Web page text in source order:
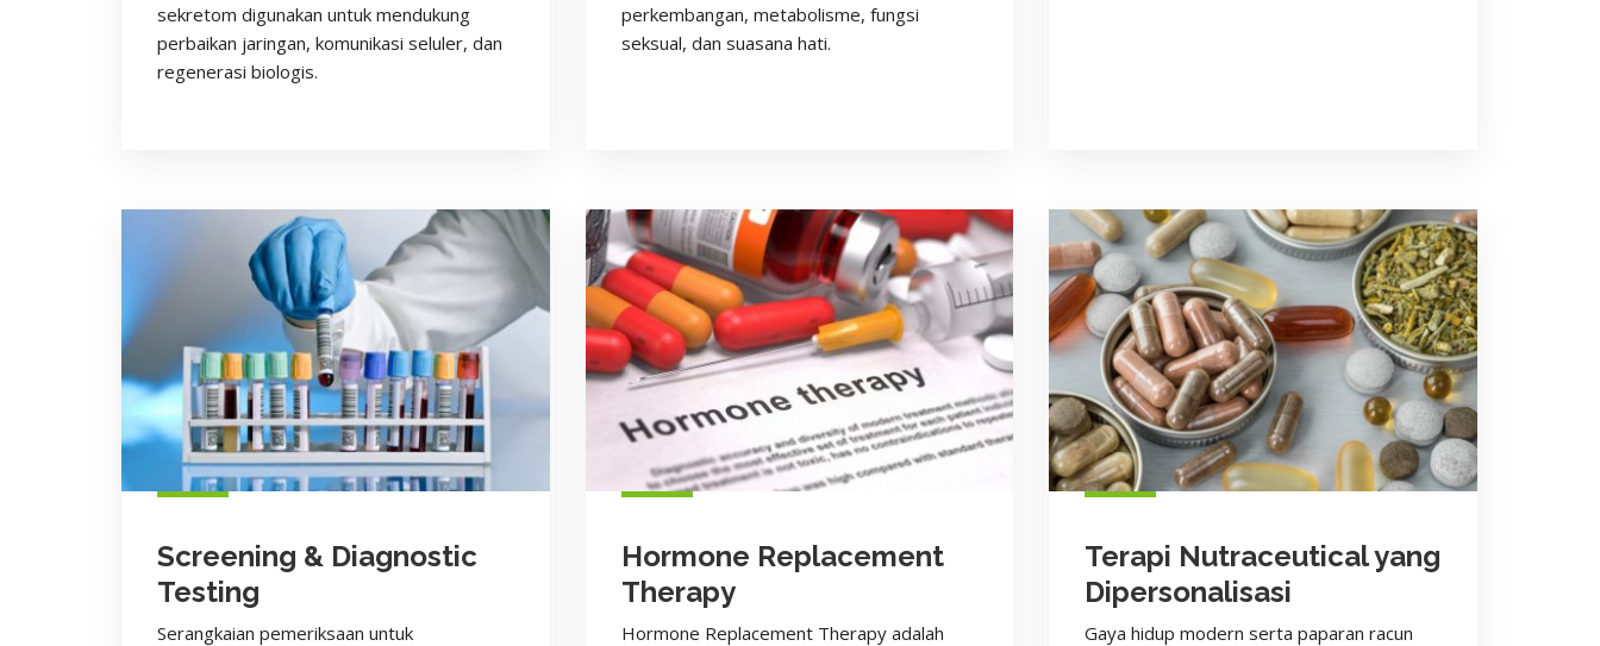
sekretom digunakan untuk mendukung
perbaikan jaringan, komunikasi seluler, dan
regenerasi biologis.
perkembangan, metabolisme, fungsi
seksual, dan suasana hati.
Screening & Diagnostic
Testing
Serangkaian pemeriksaan untuk
Hormone Replacement
Therapy
Hormone Replacement Therapy adalah
Terapi Nutraceutical yang
Dipersonalisasi
Gaya hidup modern serta paparan racun